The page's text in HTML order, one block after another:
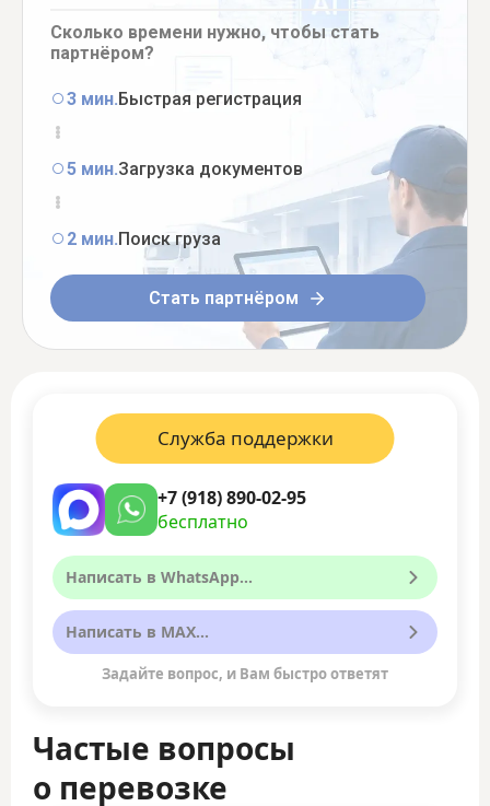
Сколько времени нужно, чтобы стать
партнёром?
3 мин.Быстрая регистрация
5 мин.Загрузка документов
2 мин.Поиск груза
Стать партнёром
Частые вопросы
о перевозке
Служба поддержки
+7 (918) 890-02-95
бесплатно
Написать в WhatsApp...
Написать в MAX...
Задайте вопрос, и Вам быстро ответят